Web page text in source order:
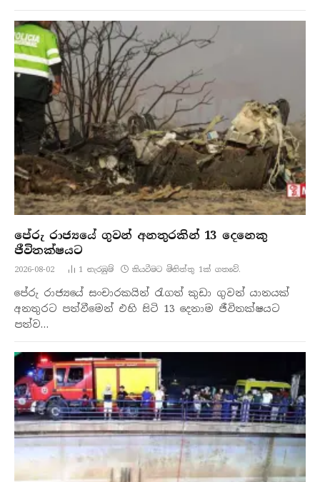
පේරු රාජ්‍යයේ ගුවන් අනතුරකින් 13 දෙනෙකු
ජීවිතක්ෂයට
2026-08-02 1 නැරඹු​ම් කියවීමට මිනිත්තු 1ක් ගතවේ.
පේරු රාජ්‍යයේ සංචාරකයින් රැගත් කුඩා ගුවන් යානයක්
අනතුරට පත්වීමෙන් එහි සිටි 13 දෙනාම ජීවිතක්ෂයට
පත්ව…